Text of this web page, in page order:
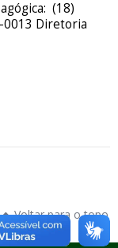
(18)
Diretoria
Voltar para o topo